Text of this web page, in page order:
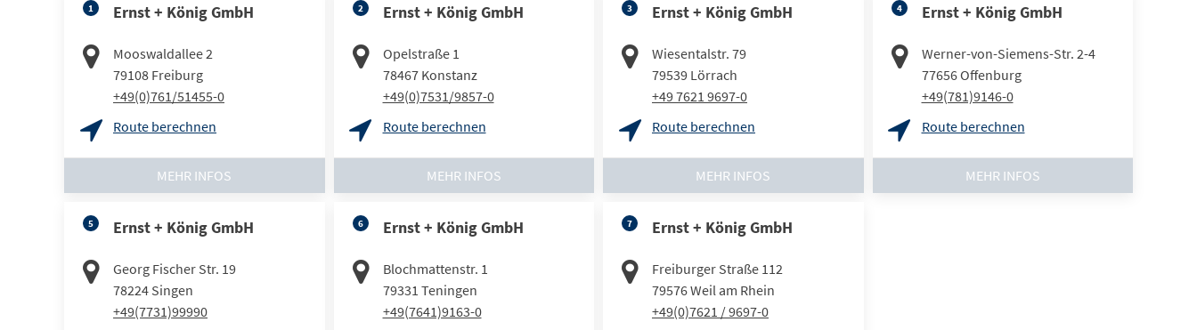
1 Ernst + König GmbH
Mooswaldallee 2
79108 Freiburg
+49(0)761/51455-0
Route berechnen
MEHR INFOS
2 Ernst + König GmbH
Opelstraße 1
78467 Konstanz
+49(0)7531/9857-0
Route berechnen
MEHR INFOS
3 Ernst + König GmbH
Wiesentalstr. 79
79539 Lörrach
+49 7621 9697-0
Route berechnen
MEHR INFOS
4 Ernst + König GmbH
Werner-von-Siemens-Str. 2-4
77656Offenburg
+49(781)9146-0
Route berechnen
MEHR INFOS
5 Ernst + König GmbH
Georg Fischer Str. 19
78224 Singen
+49(7731)99990
6 Ernst + König GmbH
Blochmattenstr. 1
79331 Teningen
+49(7641)9163-0
7 Ernst + König GmbH
Freiburger Straße 112
79576Weil am Rhein
+49(0)7621 / 9697-0